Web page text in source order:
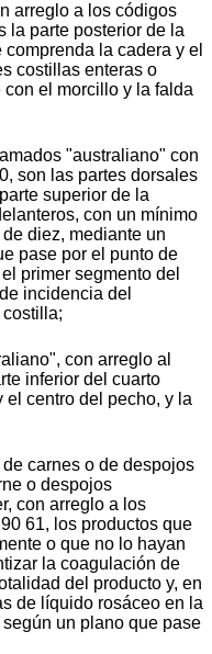
arreglo a los códigos
la parte posterior de la
la cadera y el
costillas enteras o
el morcillo y la falda
"australiano" con
son las partes dorsales
superior de la
con un mínimo
diez, mediante un
pase por el punto de
primer segmento del
incidencia del
con arreglo al
inferior del cuarto
centro del pecho, y la
carnes o de despojos
o despojos
con arreglo a los
61, los productos que
o que no lo hayan
la coagulación de
del producto y, en
de líquido rosáceo en la
un plano que pase